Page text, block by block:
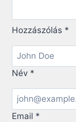
Hozzászólás *
Név *
Email *